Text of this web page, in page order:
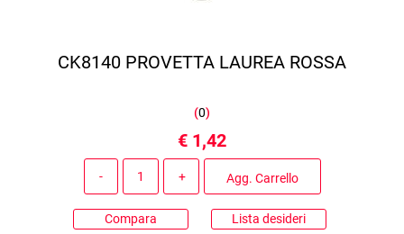
CK8140 PROVETTA LAUREA ROSSA
(0)
€ 1,42
Agg. Carrello
Compara Lista desideri